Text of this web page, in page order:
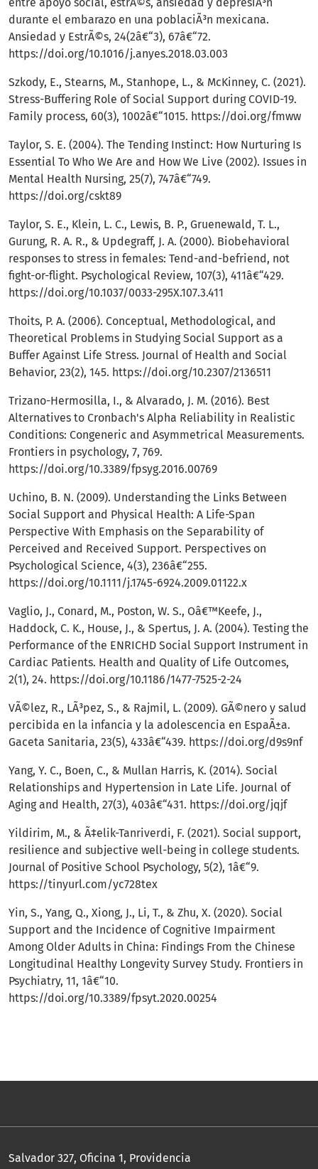
entre apoyo social, estrÃ©s, ansiedad y depresiÃ³n
durante el embarazo en una poblaciÃ³n mexicana.
Ansiedad y EstrÃ©s, 24(2â€“3), 67â€“72.
https://doi.org/10.1016/j.anyes.2018.03.003
Szkody, E., Stearns, M., Stanhope, L., & McKinney, C. (2021).
Stress-Buffering Role of Social Support during COVID-19.
Family process, 60(3), 1002â€“1015. https://doi.org/fmww
Taylor, S. E. (2004). The Tending Instinct: How Nurturing Is
Essential To Who We Are and How We Live (2002). Issues in
Mental Health Nursing, 25(7), 747â€“749.
https://doi.org/cskt89
Taylor, S. E., Klein, L. C., Lewis, B. P., Gruenewald, T. L.,
Gurung, R. A. R., & Updegraff, J. A. (2000). Biobehavioral
responses to stress in females: Tend-and-befriend, not
fight-or-flight. Psychological Review, 107(3), 411â€“429.
https://doi.org/10.1037/0033-295X.107.3.411
Thoits, P. A. (2006). Conceptual, Methodological, and
Theoretical Problems in Studying Social Support as a
Buffer Against Life Stress. Journal of Health and Social
Behavior, 23(2), 145. https://doi.org/10.2307/2136511
Trizano-Hermosilla, I., & Alvarado, J. M. (2016). Best
Alternatives to Cronbach's Alpha Reliability in Realistic
Conditions: Congeneric and Asymmetrical Measurements.
Frontiers in psychology, 7, 769.
https://doi.org/10.3389/fpsyg.2016.00769
Uchino, B. N. (2009). Understanding the Links Between
Social Support and Physical Health: A Life-Span
Perspective With Emphasis on the Separability of
Perceived and Received Support. Perspectives on
Psychological Science, 4(3), 236â€“255.
https://doi.org/10.1111/j.1745-6924.2009.01122.x
Vaglio, J., Conard, M., Poston, W. S., Oâ€™Keefe, J.,
Haddock, C. K., House, J., & Spertus, J. A. (2004). Testing the
Performance of the ENRICHD Social Support Instrument in
Cardiac Patients. Health and Quality of Life Outcomes,
2(1), 24. https://doi.org/10.1186/1477-7525-2-24
VÃ©lez, R., LÃ³pez, S., & Rajmil, L. (2009). GÃ©nero y salud
percibida en la infancia y la adolescencia en EspaÃ±a.
Gaceta Sanitaria, 23(5), 433â€“439. https://doi.org/d9s9nf
Yang, Y. C., Boen, C., & Mullan Harris, K. (2014). Social
Relationships and Hypertension in Late Life. Journal of
Aging and Health, 27(3), 403â€“431. https://doi.org/jqjf
Yildirim, M., & Ã‡elik-Tanriverdi, F. (2021). Social support,
resilience and subjective well-being in college students.
Journal of Positive School Psychology, 5(2), 1â€“9.
https://tinyurl.com/yc728tex
Yin, S., Yang, Q., Xiong, J., Li, T., & Zhu, X. (2020). Social
Support and the Incidence of Cognitive Impairment
Among Older Adults in China: Findings From the Chinese
Longitudinal Healthy Longevity Survey Study. Frontiers in
Psychiatry, 11, 1â€“10.
https://doi.org/10.3389/fpsyt.2020.00254
Salvador 327, Oficina 1, Providencia